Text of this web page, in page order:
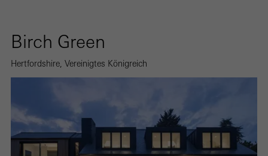
Birch Green
Hertfordshire, Vereinigtes Königreich